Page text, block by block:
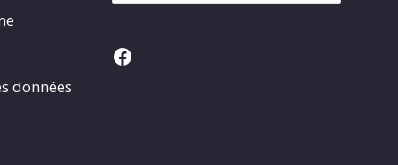
données
Facebook